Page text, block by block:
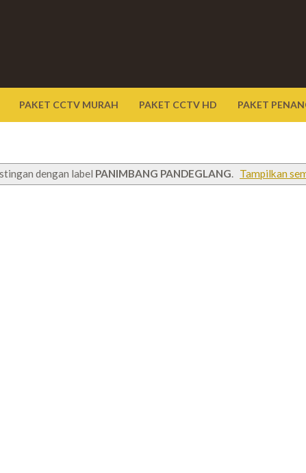
PAKET CCTV MURAH PAKET CCTV HD PAKET
dengan label PANIMBANG PANDEGLANG. Tampilkan